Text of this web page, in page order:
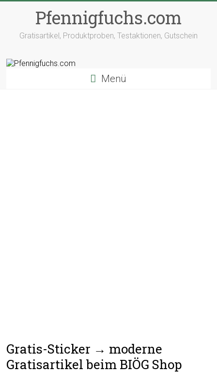
Pfennigfuchs.com
Gratisartikel, Produktproben, Testaktionen, Gutschein
Menü
Gratis-Sticker → moderne
Gratisartikel beim BIÖG Shop